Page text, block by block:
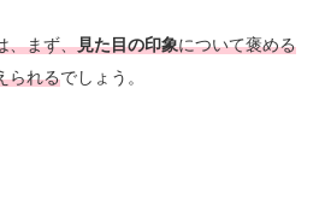
、まず、見た目の印象について褒める
られるでしょう。